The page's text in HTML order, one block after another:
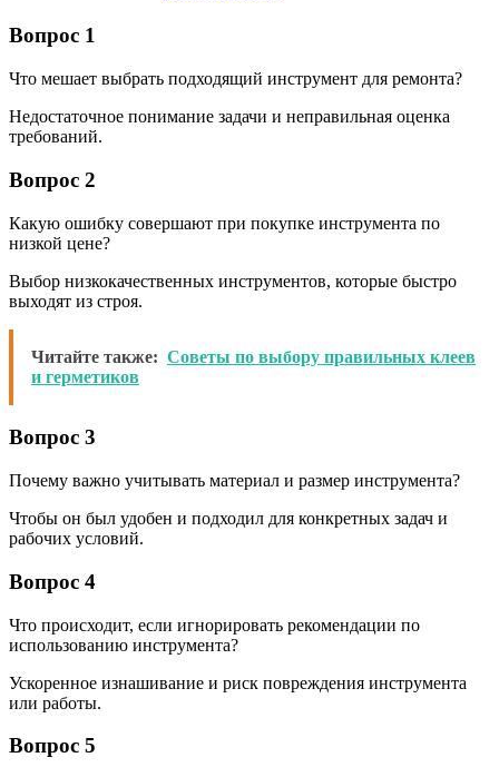
Вопрос 1
Что мешает выбрать подходящий инструмент для ремонта?
Недостаточное понимание задачи и неправильная оценка
требований.
Вопрос 2
Какую ошибку совершают при покупке инструмента по
низкой цене?
Выбор низкокачественных инструментов, которые быстро
выходят из строя.
Читайте также: Советы по выбору правильных клеев
и герметиков
Вопрос 3
Почему важно учитывать материал и размер инструмента?
Чтобы он был удобен и подходил для конкретных задач и
рабочих условий.
Вопрос 4
Что происходит, если игнорировать рекомендации по
использованию инструмента?
Ускоренное изнашивание и риск повреждения инструмента
или работы.
Вопрос 5